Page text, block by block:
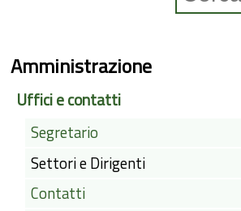
Amministrazione
Uffici e contatti
Segretario
Settori e Dirigenti
Contatti